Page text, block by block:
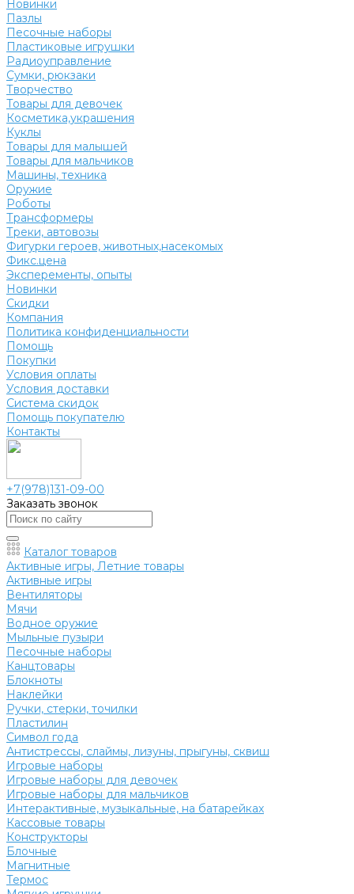
Новинки
Пазлы
Песочные наборы
Пластиковые игрушки
Радиоуправление
Сумки, рюкзаки
Творчество
Товары для девочек
Косметика,украшения
Куклы
Товары для малышей
Товары для мальчиков
Машины, техника
Оружие
Роботы
Трансформеры
Треки, автовозы
Фигурки героев, животных,насекомых
Фикс.цена
Эксперементы, опыты
Новинки
Скидки
Компания
Политика конфиденциальности
Помощь
Покупки
Условия оплаты
Условия доставки
Система скидок
Помощь покупателю
Контакты
+7(978)131-09-00
Заказать звонок
Каталог товаров
Активные игры, Летние товары
Активные игры
Вентиляторы
Мячи
Водное оружие
Мыльные пузыри
Песочные наборы
Канцтовары
Блокноты
Наклейки
Ручки, стерки, точилки
Пластилин
Символ года
Антистрессы, слаймы, лизуны, прыгуны, сквиш
Игровые наборы
Игровые наборы для девочек
Игровые наборы для мальчиков
Интерактивные, музыкальные, на батарейках
Кассовые товары
Конструкторы
Блочные
Магнитные
Термос